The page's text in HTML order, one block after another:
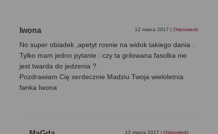
Iwona 12 marca 2017 | Odpowiedz
No super obiadek ,apetyt rosnie na widok takiego dania .
Tylko mam jedno pytanie : czy ta grilowana fasolka nie
jest twarda do jedzenia ?
Pozdrawiam Cię serdecznie Madziu Twoja wieloletnia
fanka Iwona
12 marca 2017 | Odpowiedz